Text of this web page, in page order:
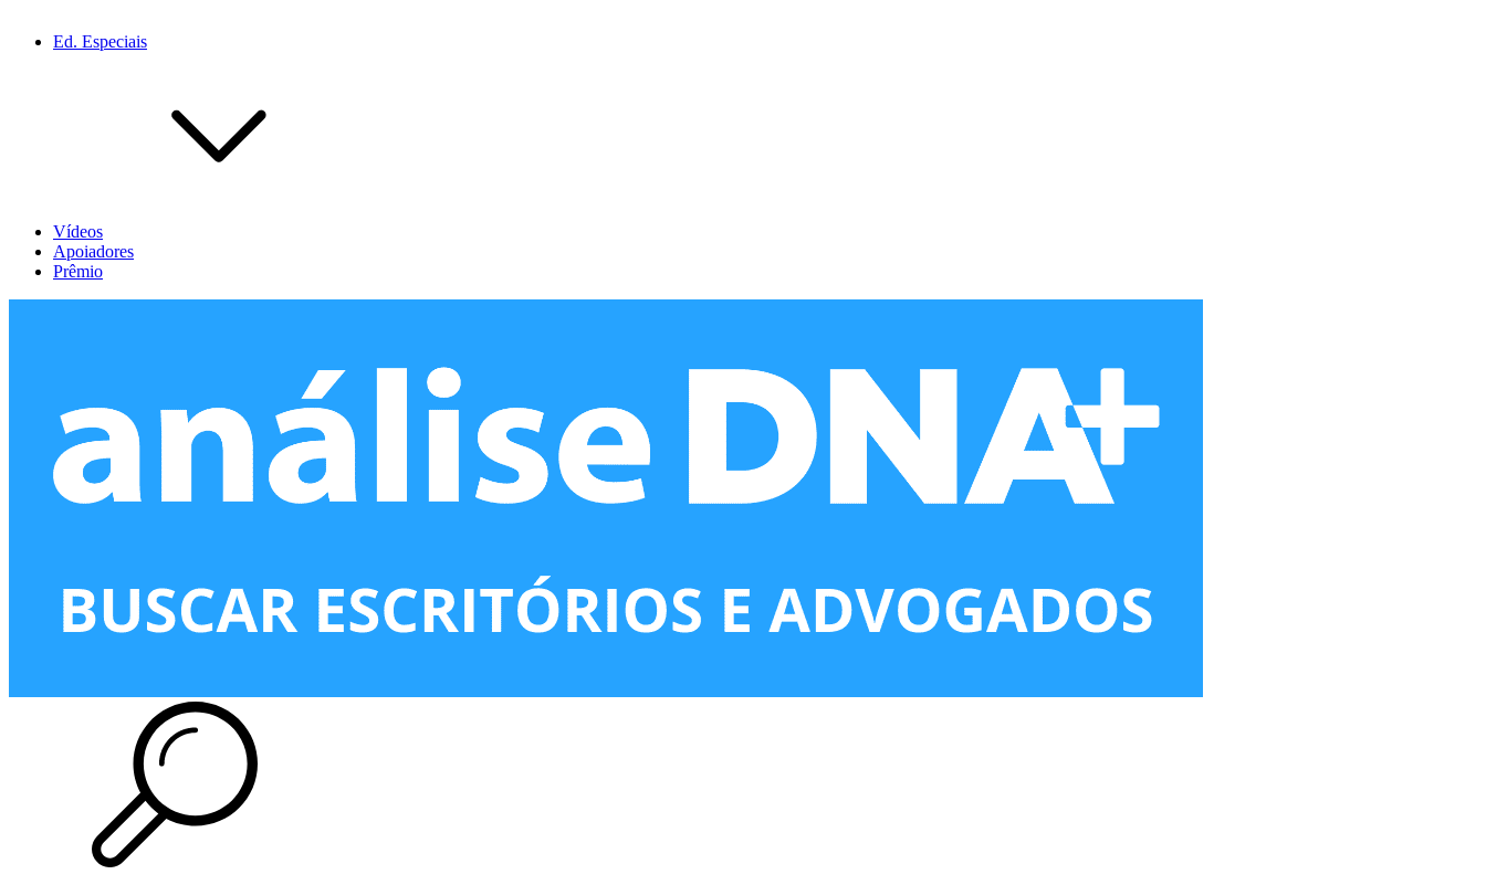
Ed. Especiais
Vídeos
Apoiadores
Prêmio